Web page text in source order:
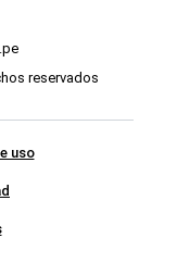
reservados
uso